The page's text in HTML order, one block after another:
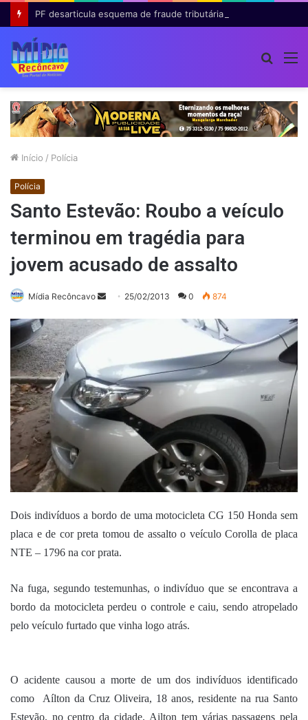
Início / Polícia
Polícia
Santo Estevão: Roubo a veículo
terminou em tragédia para
jovem acusado de assalto
Mídia Recôncavo
Mande
e-
25/02/2013 0 874
Dois indivíduos a bordo de uma motocicleta CG 150 Honda sem
placa e de cor preta tomou de assalto o veículo Corolla de placa
NTE – 1796 na cor prata.
Na fuga, segundo testemunhas, o indivíduo que se encontrava a
bordo da motocicleta perdeu o controle e caiu, sendo atropelado
pelo veículo furtado que vinha logo atrás.
O acidente causou a morte de um dos indivíduos identificado
como Aílton da Cruz Oliveira, 18 anos, residente na rua Santo
Estevão, no centro da cidade. Ailton tem várias passagens pela